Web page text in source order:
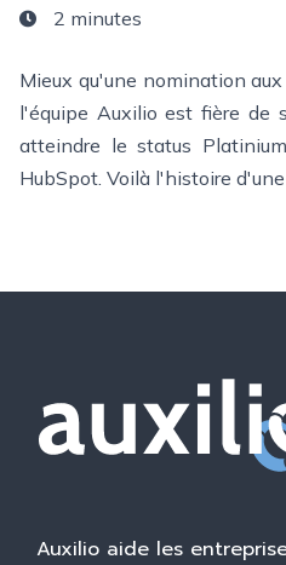
2 minutes
Mieux qu'une nomination
l'équipe Auxilio est fière de
atteindre le status
HubSpot. Voilà l'histoire
Auxilio aide les